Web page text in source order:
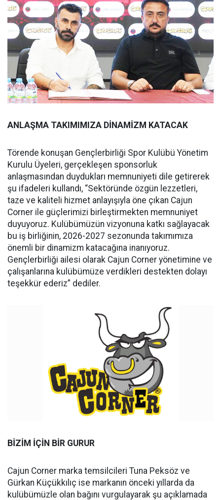
ANLAŞMA TAKIMIMIZA DİNAMİZM KATACAK
Törende konuşan Gençlerbirliği Spor Kulübü Yönetim
Kurulu Üyeleri, gerçekleşen sponsorluk
anlaşmasından duydukları memnuniyeti dile getirerek
şu ifadeleri kullandı, “Sektöründe özgün lezzetleri,
taze ve kaliteli hizmet anlayışıyla öne çıkan Cajun
Corner ile güçlerimizi birleştirmekten memnuniyet
duyuyoruz. Kulübümüzün vizyonuna katkı sağlayacak
bu iş birliğinin, 2026-2027 sezonunda takımımıza
önemli bir dinamizm katacağına inanıyoruz.
Gençlerbirliği ailesi olarak Cajun Corner yönetimine ve
çalışanlarına kulübümüze verdikleri destekten dolayı
teşekkür ederiz” dediler.
BİZİM İÇİN BİR GURUR
Cajun Corner marka temsilcileri Tuna Peksöz ve
Gürkan Küçükkılıç ise markanın önceki yıllarda da
kulübümüzle olan bağını vurgulayarak şu açıklamada